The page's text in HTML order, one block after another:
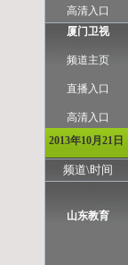
高清入口
厦门卫视
频道主页
直播入口
高清入口
2013年10月21日
频道\时间
山东教育